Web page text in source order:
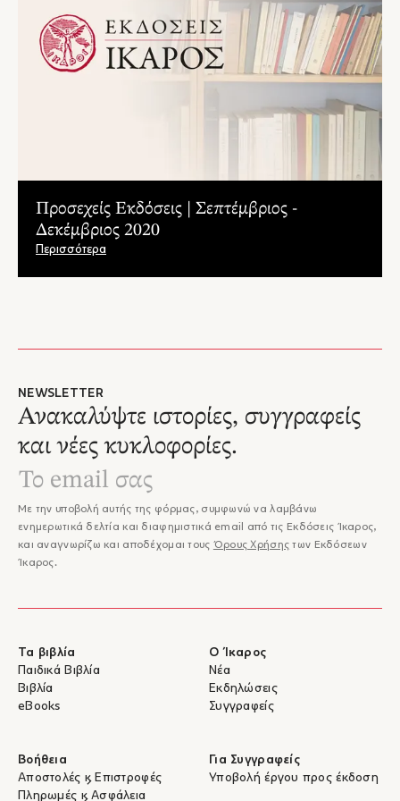
Προσεχείς Εκδόσεις | Σεπτέμβριος -
Δεκέμβριος 2020
Περισσότερα
NEWSLETTER
Ανακαλύψτε ιστορίες, συγγραφείς
και νέες κυκλοφορίες.
Με την υποβολή αυτής της φόρμας, συμφωνώ να λαμβάνω
ενημερωτικά δελτία και διαφημιστικά email από τις Εκδόσεις Ίκαρος,
και αναγνωρίζω και αποδέχομαι τους Όρους Χρήσης των Εκδόσεων
Ίκαρος.
Τα βιβλία
Παιδικά Βιβλία
Βιβλία
eBooks
Ο Ίκαρος
Νέα
Εκδηλώσεις
Συγγραφείς
Βοήθεια
Αποστολές & Επιστροφές
Πληρωμές & Ασφάλεια
Για Συγγραφείς
Υποβολή έργου προς έκδοση